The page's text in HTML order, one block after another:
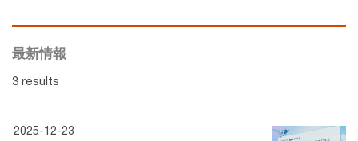
最新情報
3 results
2025-12-23